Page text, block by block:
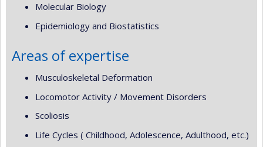
Molecular Biology
Epidemiology and Biostatistics
Areas of expertise
Musculoskeletal Deformation
Locomotor Activity / Movement Disorders
Scoliosis
Life Cycles ( Childhood, Adolescence, Adulthood, etc.)